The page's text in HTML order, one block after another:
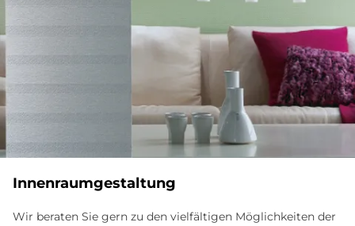
Innenraumgestaltung
Wir beraten Sie gern zu den vielfältigen Möglichkeiten der